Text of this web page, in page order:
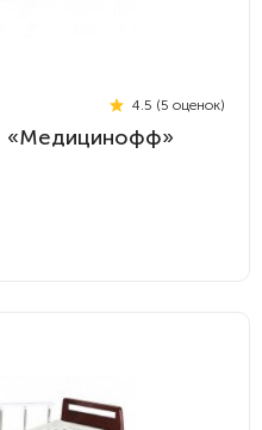
4.5 (5 оценок)
«Медицинофф»